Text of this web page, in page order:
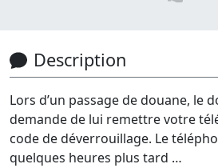
Description
Lors d’un passage de douane, le
demande de lui remettre votre
code de déverrouillage. Le
quelques heures plus tard …